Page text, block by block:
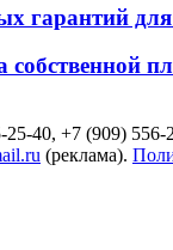
гарантий для
40, +7 (909) 556-
(реклама).